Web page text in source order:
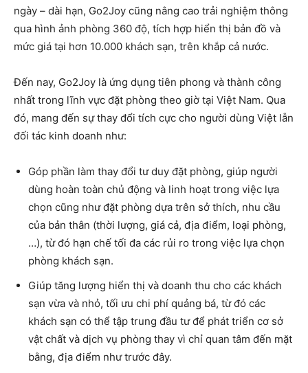
ngày – dài hạn, Go2Joy cũng nâng cao trải nghiệm thông
qua hình ảnh phòng 360 độ, tích hợp hiển thị bản đồ và
mức giá tại hơn 10.000 khách sạn, trên khắp cả nước.
Đến nay, Go2Joy là ứng dụng tiên phong và thành công
nhất trong lĩnh vực đặt phòng theo giờ tại Việt Nam. Qua
đó, mang đến sự thay đổi tích cực cho người dùng Việt lẫn
đối tác kinh doanh như:
Góp phần làm thay đổi tư duy đặt phòng, giúp người
dùng hoàn toàn chủ động và linh hoạt trong việc lựa
chọn cũng như đặt phòng dựa trên sở thích, nhu cầu
của bản thân (thời lượng, giá cả, địa điểm, loại phòng,
…), từ đó hạn chế tối đa các rủi ro trong việc lựa chọn
phòng khách sạn.
Giúp tăng lượng hiển thị và doanh thu cho các khách
sạn vừa và nhỏ, tối ưu chi phí quảng bá, từ đó các
khách sạn có thể tập trung đầu tư để phát triển cơ sở
vật chất và dịch vụ phòng thay vì chỉ quan tâm đến mặt
bằng, địa điểm như trước đây.